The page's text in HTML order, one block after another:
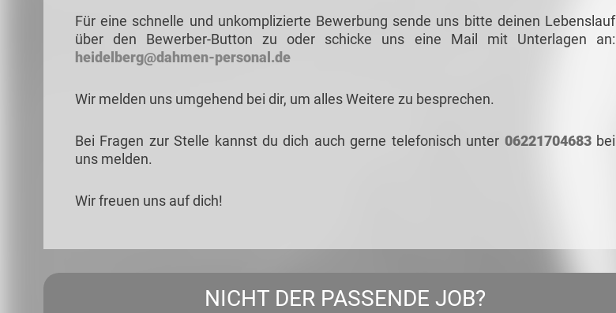
Für eine schnelle und unkomplizierte Bewerbung sende uns bitte deinen Lebenslauf
über den Bewerber-Button zu oder schicke uns eine Mail mit Unterlagen an:
heidelberg@dahmen-personal.de
Wir melden uns umgehend bei dir, um alles Weitere zu besprechen.
Bei Fragen zur Stelle kannst du dich auch gerne telefonisch unter 06221704683 bei
uns melden.
Wir freuen uns auf dich!
NICHT DER PASSENDE JOB?